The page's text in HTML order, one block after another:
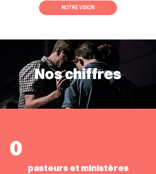
NOTRE VISION
Nos chiffres
0
pasteurs et ministères